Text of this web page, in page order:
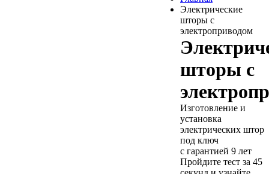
Электрические
шторы с
электроприводом
шторы с
Изготовление и
установка
электрических штор
под ключ
с гарантией 9 лет
Пройдите тест за 45